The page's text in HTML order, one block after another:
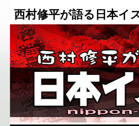
西村修平が語る日本イ